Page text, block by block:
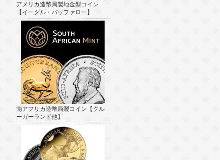
アメリカ造幣局製地金型コイン
【イーグル・バッファロー】
南アフリカ造幣局製コイン【クル
ーガーランド他】